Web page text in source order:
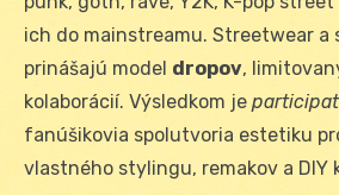
ich do mainstreamu. Streetwear a
prinášajú model dropov,
kolaborácií. Výsledkom je
fanúšikovia spolutvoria estetiku
vlastného stylingu, remakov a DIY